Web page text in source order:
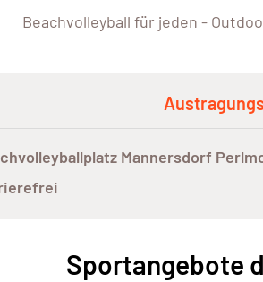
Beachvolleyball für jeden -
Mannersdorf
Sportangebote